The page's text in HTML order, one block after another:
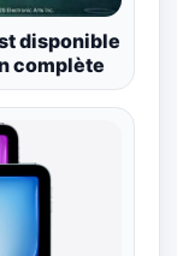
disponible
complète